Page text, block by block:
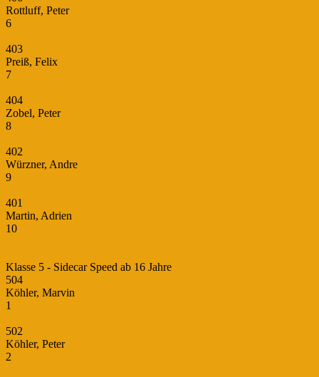
Rottluff, Peter
6
403
Preiß, Felix
7
404
Zobel, Peter
8
402
Würzner, Andre
9
401
Martin, Adrien
10
Klasse 5 - Sidecar Speed ab 16 Jahre
504
Köhler, Marvin
1
502
Köhler, Peter
2